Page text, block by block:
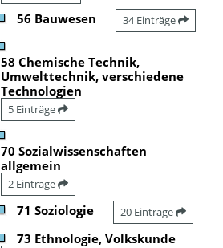
56 Bauwesen 34 Einträge
58 Chemische Technik,
Umwelttechnik, verschiedene
Technologien
5 Einträge
70 Sozialwissenschaften
allgemein
2 Einträge
71 Soziologie 20 Einträge
73 Ethnologie, Volkskunde